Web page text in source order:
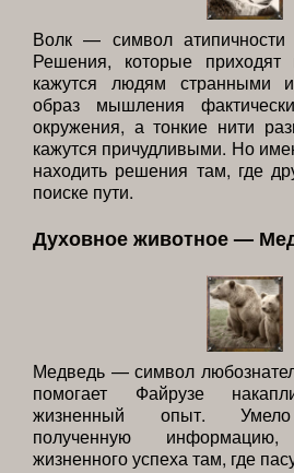
Волк — символ атипичности
Решения, которые приходят
кажутся людям странными
образ мышления
окружения, а тонкие нити
кажутся причудливыми. Но
находить решения там, где
поиске пути.
Духовное животное —
Медведь — символ
помогает Файрузе
жизненный опыт. Умело
полученную
жизненного успеха там, где